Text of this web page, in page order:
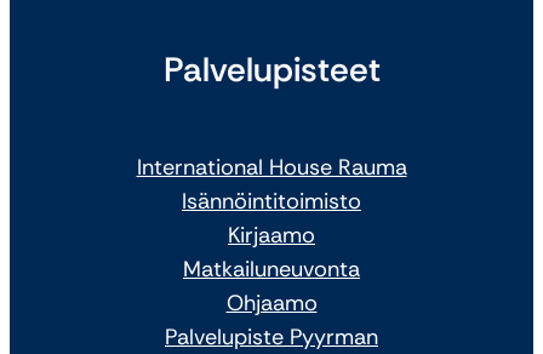
Palvelupisteet
International House Rauma
Isännöintitoimisto
Kirjaamo
Matkailuneuvonta
Ohjaamo
Palvelupiste Pyyrman